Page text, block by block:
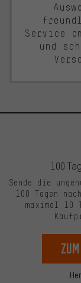
Service
und
100
Sende die
100 Tagen
maximal 10